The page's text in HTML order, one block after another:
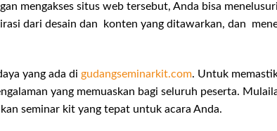
mengakses situs web tersebut, Anda bisa
dari desain dan konten yang ditawarkan, dan
yang ada di gudangseminarkit.com. Untuk
yang memuaskan bagi seluruh peserta.
seminar kit yang tepat untuk acara Anda.